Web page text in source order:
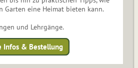
Garten eine Heimat bieten kann.
und Lehrgänge.
Infos & Bestellung